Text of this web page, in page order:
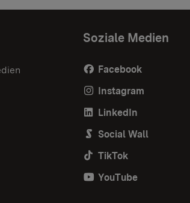
Soziale Medien
Facebook
Instagram
LinkedIn
Social Wall
TikTok
YouTube